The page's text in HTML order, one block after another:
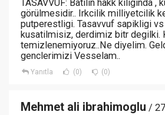
TASAVVUF: Batilin hakk kiliginda ,
görülmesidir.. Irkcilik milliyetcilik
putperestligi. Tasavvuf sapikligi
kusatilmisiz, derdimiz bitr degilki.
temizlenemiyoruz..Ne diyelim.
genclerimizi Vesselam..
Yanıtla (0) (0)
Mehmet ali ibrahimoglu /